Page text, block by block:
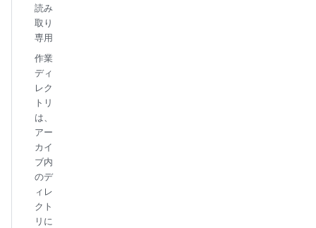
読み
取り
専用
作業
ディ
レク
トリ
は、
アー
カイ
ブ内
のデ
ィレ
クト
リに